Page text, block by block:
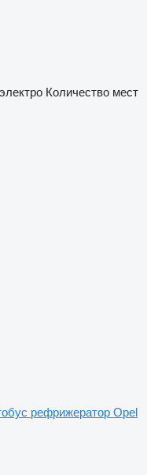
электро Количество мест
рефрижератор Opel